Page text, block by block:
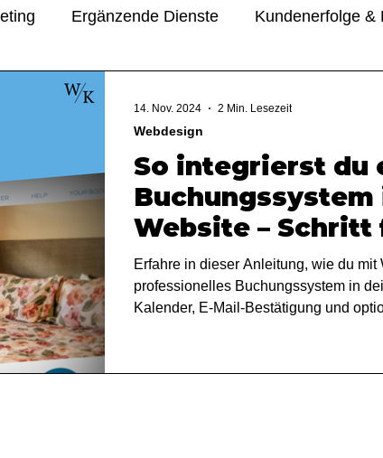
Ergänzende Dienste Kundenerfolge &
Über uns & Einblicke
So integrierst du
Website –
Erfahre in dieser Anleitung, wie du
professionelles Buchungssystem in
Kalender, E-Mail-Bestätigung und
Webdesign
14. Nov. 2024 2 Min. Lesezeit